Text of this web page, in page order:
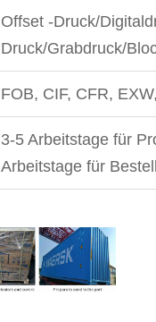
Offset -Druck/
Druck/Grabdruck/
FOB, CIF, CFR,
3-5 Arbeitstage für
Arbeitstage für